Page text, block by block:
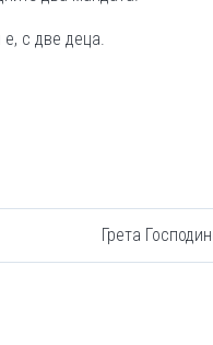
с две деца.
Грета